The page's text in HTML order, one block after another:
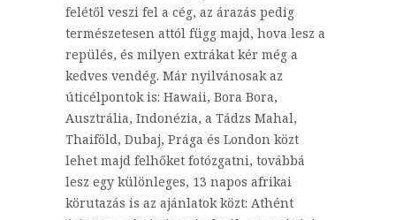
felétől veszi fel a cég, az árazás pedig
természetesen attól függ majd, hova lesz a
repülés, és milyen extrákat kér még a
kedves vendég. Már nyilvánosak az
úticélpontok is: Hawaii, Bora Bora,
Ausztrália, Indonézia, a Tádzs Mahal,
Thaiföld, Dubaj, Prága és London közt
lehet majd felhőket fotózgatni, továbbá
lesz egy különleges, 13 napos afrikai
körutazás is az ajánlatok közt: Athént